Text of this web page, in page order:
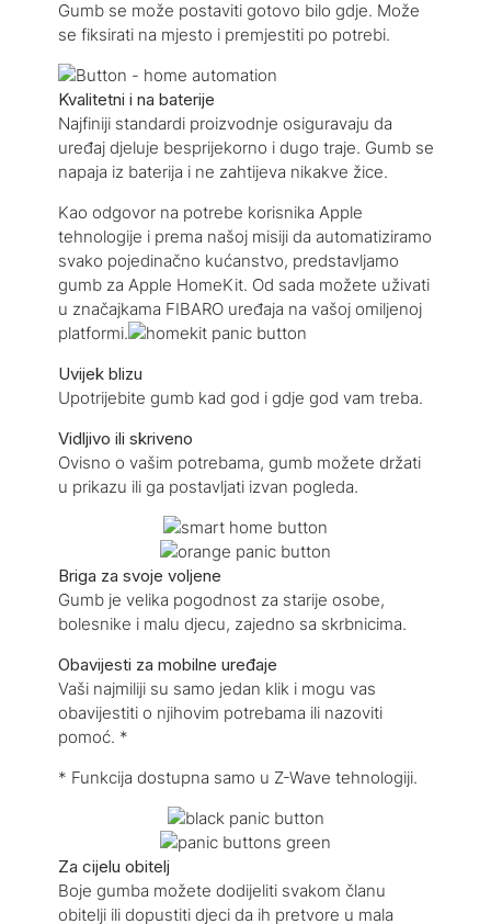
Gumb se može postaviti gotovo bilo gdje. Može
se fiksirati na mjesto i premjestiti po potrebi.
Kvalitetni i na baterije
Najfiniji standardi proizvodnje osiguravaju da
uređaj djeluje besprijekorno i dugo traje. Gumb se
napaja iz baterija i ne zahtijeva nikakve žice.
Kao odgovor na potrebe korisnika Apple
tehnologije i prema našoj misiji da automatiziramo
svako pojedinačno kućanstvo, predstavljamo
gumb za Apple HomeKit. Od sada možete uživati ​​
u značajkama FIBARO uređaja na vašoj omiljenoj
platformi.
Uvijek blizu
Upotrijebite gumb kad god i gdje god vam treba.
Vidljivo ili skriveno
Ovisno o vašim potrebama, gumb možete držati
u prikazu ili ga postavljati izvan pogleda.
Briga za svoje voljene
Gumb je velika pogodnost za starije osobe,
bolesnike i malu djecu, zajedno sa skrbnicima.
Obavijesti za mobilne uređaje
Vaši najmiliji su samo jedan klik i mogu vas
obavijestiti o njihovim potrebama ili nazoviti
pomoć. *
* Funkcija dostupna samo u Z-Wave tehnologiji.
Za cijelu obitelj
Boje gumba možete dodijeliti svakom članu
obitelji ili dopustiti djeci da ih pretvore u mala